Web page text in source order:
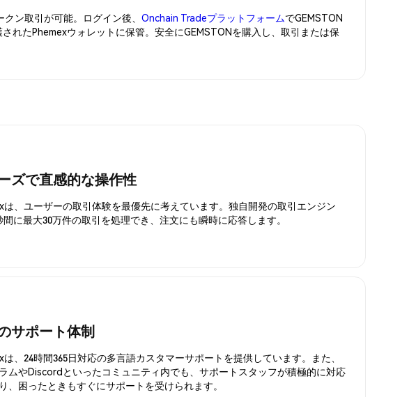
ン取引が可能。ログイン後、 Onchain TradeプラットフォームでGEMSTON
れたPhemexウォレットに保管。安全にGEMSTONを購入し、取引または保
ズで直感的な操作性
は、ユーザーの取引体験を最優先に考えています。独自開発の取引エンジン
間に最大30万件の取引を処理でき、注文にも瞬時に応答します。
サポート体制
は、24時間365日対応の多言語カスタマーサポートを提供しています。また、
ムやDiscordといったコミュニティ内でも、サポートスタッフが積極的に対応
、困ったときもすぐにサポートを受けられます。